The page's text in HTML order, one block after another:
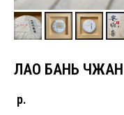
ЛАО БАНЬ ЧЖАН
р.